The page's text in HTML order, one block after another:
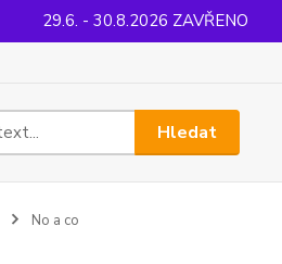
29.6. - 30.8.2026 ZAVŘENO
Hledat
No a co